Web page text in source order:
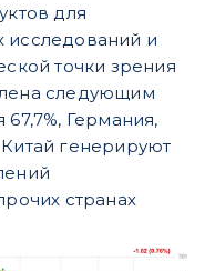
для
исследований и
точки зрения
следующим
Германия,
генерируют
странах